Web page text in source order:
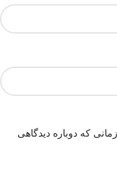
که دوباره دیدگاهی